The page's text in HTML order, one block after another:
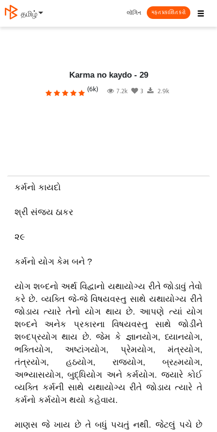
தமிழ் ☰
લૉગિન મફત પ્રકાશિત કરો
Karma no kaydo - 29
(6k) 7.2k 3 2.9k
કર્મનો કાયદો
શ્રી સંજય ઠાકર
૨૯
કર્મનો યોગ કેમ બને ?
યોગ શબ્દનો અર્થ વિદ્વાનો યથાયોગ્ય રીતે જોડાવું તેવો
કરે છે. વ્યક્તિ જે-જે વિષયવસ્તુ સાથે યથાયોગ્ય રીતે
જોડાય ત્યારે તેનો યોગ થાય છે. આપણે ત્યાં યોગ
શબ્દને અનેક પ્રકારના વિષયવસ્તુ સાથે જોડીને
શબ્દપ્રયોગ થાય છે. જેમ કે જ્ઞાનયોગ, ધ્યાનયોગ,
ભક્તિયોગ, અષ્ટાંગયોગ, પ્રેમયોગ, મંત્રયોગ,
તંત્રયોગ, હઠયોગ, રાજયોગ, બ્રહ્મયોગ,
અભ્યાસયોગ, બુદ્ધિયોગ અને કર્મયોગ. જ્યારે કોઈ
વ્યક્તિ કર્મની સાથે યથાયોગ્ય રીતે જોડાય ત્યારે તે
કર્મનો કર્મયોગ થયો કહેવાય.
માણસ જે ખાય છે તે બધું પચતું નથી. જેટલું પચે છે